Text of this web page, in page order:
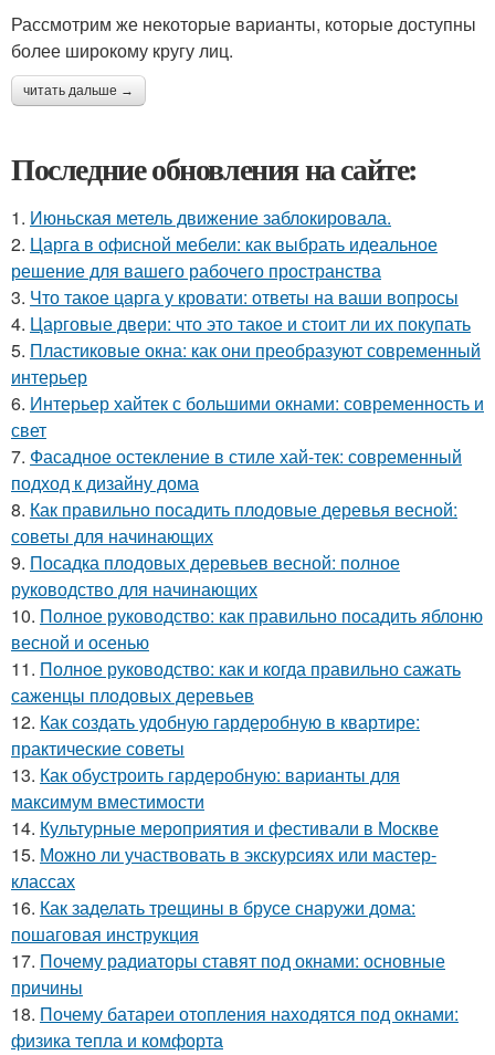
Рассмотрим же некоторые варианты, которые доступны
более широкому кругу лиц.
читать дальше →
Последние обновления на сайте:
1. Июньская метель движение заблокировала.
2. Царга в офисной мебели: как выбрать идеальное
решение для вашего рабочего пространства
3. Что такое царга у кровати: ответы на ваши вопросы
4. Царговые двери: что это такое и стоит ли их покупать
5. Пластиковые окна: как они преобразуют современный
интерьер
6. Интерьер хайтек с большими окнами: современность и
свет
7. Фасадное остекление в стиле хай-тек: современный
подход к дизайну дома
8. Как правильно посадить плодовые деревья весной:
советы для начинающих
9. Посадка плодовых деревьев весной: полное
руководство для начинающих
10. Полное руководство: как правильно посадить яблоню
весной и осенью
11. Полное руководство: как и когда правильно сажать
саженцы плодовых деревьев
12. Как создать удобную гардеробную в квартире:
практические советы
13. Как обустроить гардеробную: варианты для
максимум вместимости
14. Культурные мероприятия и фестивали в Москве
15. Можно ли участвовать в экскурсиях или мастер-
классах
16. Как заделать трещины в брусе снаружи дома:
пошаговая инструкция
17. Почему радиаторы ставят под окнами: основные
причины
18. Почему батареи отопления находятся под окнами:
физика тепла и комфорта